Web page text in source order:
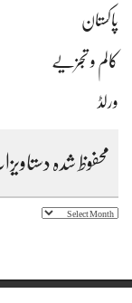
پاکستان
کالم و تجزیے
ورلڈ
محفوظ شدہ
محفوظ